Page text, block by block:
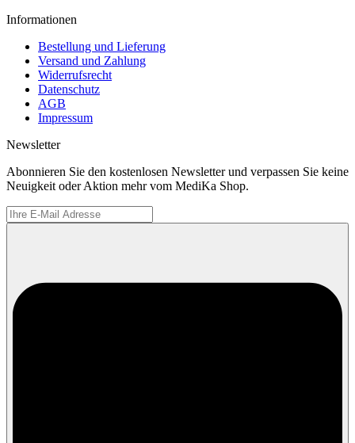
Informationen
Bestellung und Lieferung
Versand und Zahlung
Widerrufsrecht
Datenschutz
AGB
Impressum
Newsletter
Abonnieren Sie den kostenlosen Newsletter und verpassen Sie keine
Neuigkeit oder Aktion mehr vom MediKa Shop.